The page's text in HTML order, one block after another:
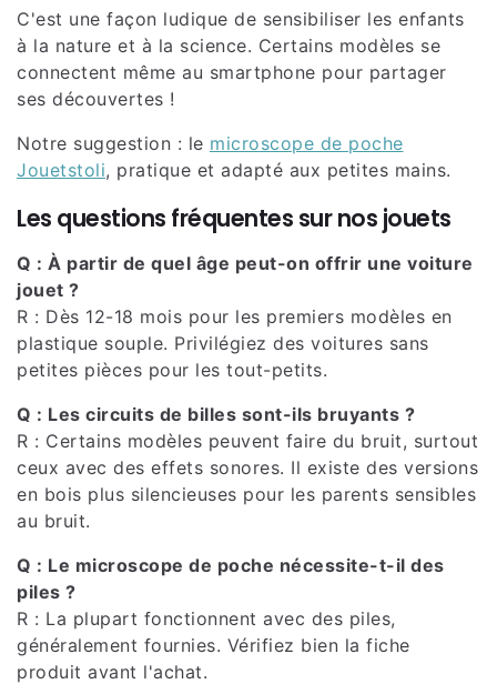
C'est une façon ludique de sensibiliser les enfants
à la nature et à la science. Certains modèles se
connectent même au smartphone pour partager
ses découvertes !
Notre suggestion : le microscope de poche
Jouetstoli, pratique et adapté aux petites mains.
Les questions fréquentes sur nos jouets
Q : À partir de quel âge peut-on offrir une voiture
jouet ?
R : Dès 12-18 mois pour les premiers modèles en
plastique souple. Privilégiez des voitures sans
petites pièces pour les tout-petits.
Q : Les circuits de billes sont-ils bruyants ?
R : Certains modèles peuvent faire du bruit, surtout
ceux avec des effets sonores. Il existe des versions
en bois plus silencieuses pour les parents sensibles
au bruit.
Q : Le microscope de poche nécessite-t-il des
piles ?
R : La plupart fonctionnent avec des piles,
généralement fournies. Vérifiez bien la fiche
produit avant l'achat.